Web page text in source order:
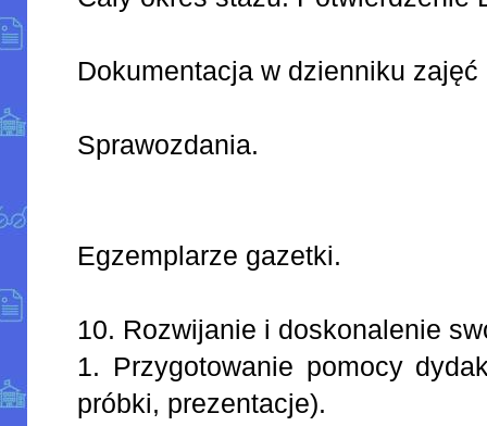
Dokumentacja w dzienniku
Sprawozdania.
Egzemplarze gazetki.
10. Rozwijanie i doskonalenie
1. Przygotowanie pomocy
próbki, prezentacje).